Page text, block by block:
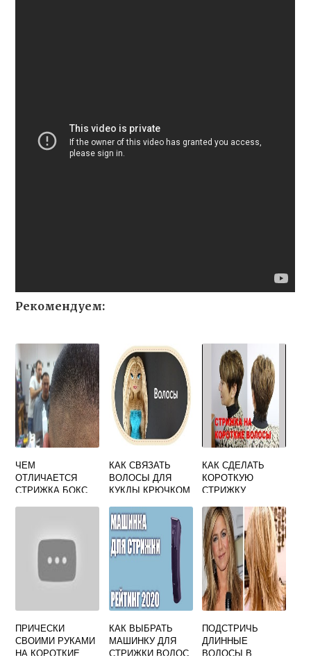
Рекомендуем:
ЧЕМ
ОТЛИЧАЕТСЯ
СТРИЖКА БОКС
КАК СВЯЗАТЬ
ВОЛОСЫ ДЛЯ
КУКЛЫ КРЮЧКОМ
ОПИСАНИЕ
КАК СДЕЛАТЬ
КОРОТКУЮ
СТРИЖКУ
ДОМАШНИХ
УСЛОВИЯХ
ПОШАГОВОЕ
ВИДЕО
ПРИЧЕСКИ
СВОИМИ РУКАМИ
НА КОРОТКИЕ
КАК ВЫБРАТЬ
МАШИНКУ ДЛЯ
СТРИЖКИ ВОЛОС
ПОДСТРИЧЬ
ДЛИННЫЕ
ВОЛОСЫ В